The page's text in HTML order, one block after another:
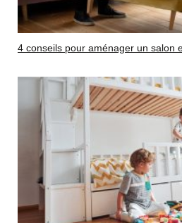
4 conseils pour aménager un salon